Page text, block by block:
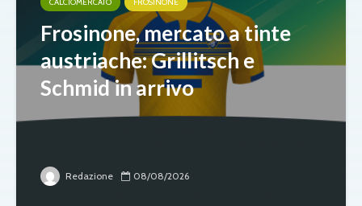
Frosinone, mercato a tinte
austriache: Grillitsch e
Schmid in arrivo
Redazione 08/08/2026